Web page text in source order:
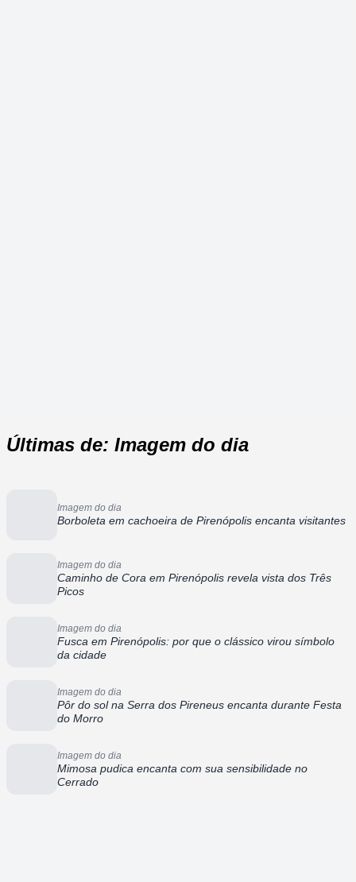
Últimas de: Imagem do dia
Imagem do dia
Borboleta em cachoeira de Pirenópolis encanta visitantes
Imagem do dia
Caminho de Cora em Pirenópolis revela vista dos Três
Picos
Imagem do dia
Fusca em Pirenópolis: por que o clássico virou símbolo
da cidade
Imagem do dia
Pôr do sol na Serra dos Pireneus encanta durante Festa
do Morro
Imagem do dia
Mimosa pudica encanta com sua sensibilidade no
Cerrado